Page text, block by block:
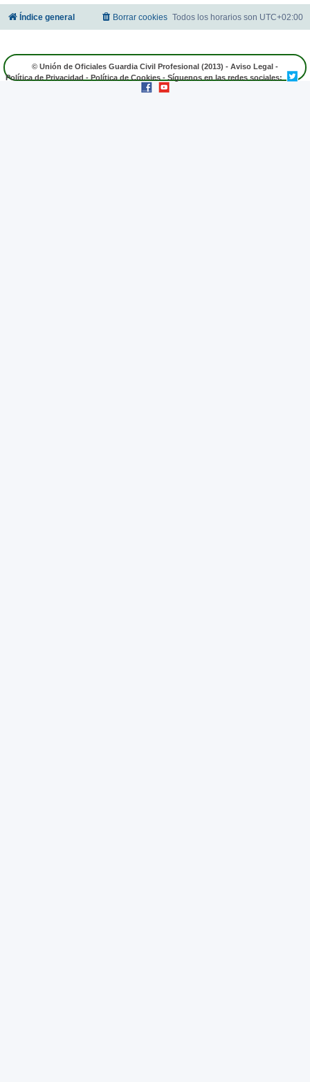
Índice general Todos los horarios son UTC+02:00
Borrar cookies
© Unión de Oficiales Guardia Civil Profesional (2013) - Aviso Legal -
Política de Privacidad - Política de Cookies - Síguenos en las redes sociales: